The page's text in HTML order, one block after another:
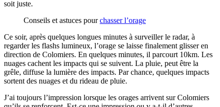
soit juste.
Conseils et astuces pourchasser l’orage
Ce soir, après quelques longues minutes à surveiller le radar, à
regarder les flashs lumineux, l’orage se laisse finalement glisser en
direction de Colomiers. En quelques minutes, il parcourt 10km. Les
nuages cachent les impacts qui se suivent. La pluie, peut être la
grêle, diffuse la lumière des impacts. Par chance, quelques impacts
sortent des nuages et du rideau de pluie.
J’ai toujours l’impression lorsque les orages arrivent sur Colomiers